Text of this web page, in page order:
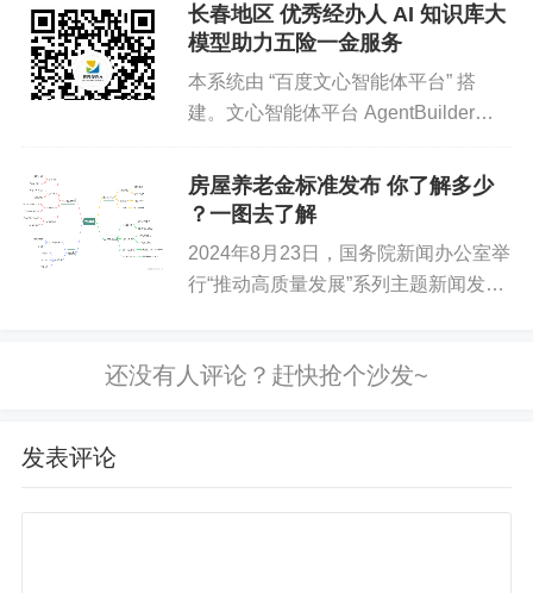
长春地区 优秀经办人 AI 知识库大
模型助力五险一金服务
本系统由 “百度文心智能体平台” 搭
建。文心智能体平台 AgentBuilder，
平台，支持广大开发者根据自身行业领
域、应用场景，选取不同类型的开发方
房屋养老金标准发布 你了解多少
？一图去了解
2024年8月23日，国务院新闻办公室举
行“推动高质量发展”系列主题新闻发布
老金、房屋保险制度，构建全生命周期
发表评论